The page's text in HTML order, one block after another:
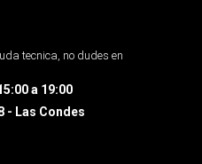
tecnica, no dudes en
a 19:00
- Las Condes